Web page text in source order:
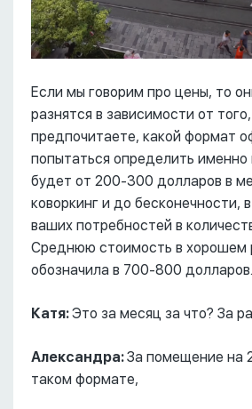
Если мы говорим про цены, то
разнятся в зависимости от
предпочитаете, какой формат
попытаться определить именно
будет от 200-300 долларов в
коворкинг и до бесконечности,
ваших потребностей в
Среднюю стоимость в хорошем
обозначила в 700-800 долларов.
Катя:Это за месяц за что? За
Александра:За помещение на
таком формате,